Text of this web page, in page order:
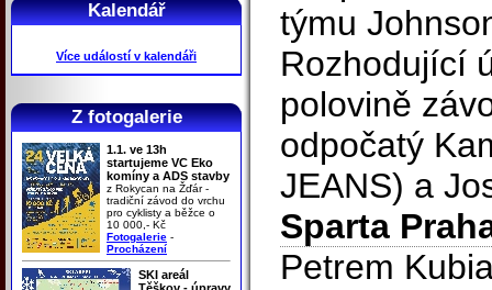
Kalendář
Více událostí v kalendáři
Z fotogalerie
1.1. ve 13h
startujeme VC Eko
komíny a ADS stavby
z Rokycan na Žďár -
tradiční závod do vrchu
pro cyklisty a běžce o
10 000,- Kč
Fotogalerie -
Procházení
SKI areál
týmu
Rozhodující
polovině
odpočatý
JEANS) a
Sparta
Petrem